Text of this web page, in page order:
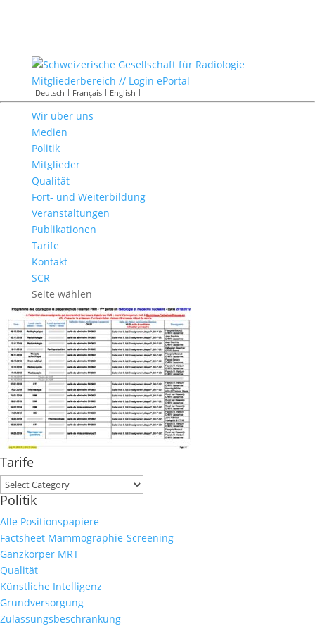
Mitgliederbereich // Login ePortal
Deutsch Français English
Wir über uns
Medien
Politik
Mitglieder
Qualität
Fort- und Weiterbildung
Veranstaltungen
Publikationen
Tarife
Kontakt
SCR
Seite wählen
Tarife
Tarife
Politik
Alle Positionspapiere
Factsheet Mammographie-Screening
Ganzkörper MRT
Qualität
Künstliche Intelligenz
Grundversorgung
Zulassungsbeschränkung